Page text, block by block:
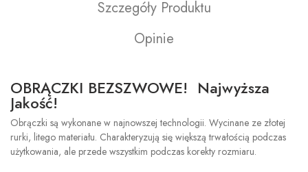
Szczegóły Produktu
Opinie
OBRĄCZKI BEZSZWOWE! Najwyższa
Jakość!
Obrączki są wykonane w najnowszej technologii. Wycinane ze złotej
rurki, litego materiału. Charakteryzują się większą trwałością podczas
użytkowania, ale przede wszystkim podczas korekty rozmiaru.